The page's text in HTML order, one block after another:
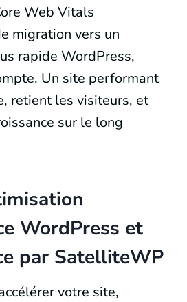
Web Vitals
migration vers un
rapide WordPress,
Un site performant
retient les visiteurs, et
sur le long
WordPress et
par SatelliteWP
votre site,